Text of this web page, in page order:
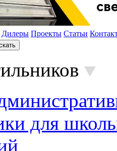
Дилеры Проекты Статьи
для